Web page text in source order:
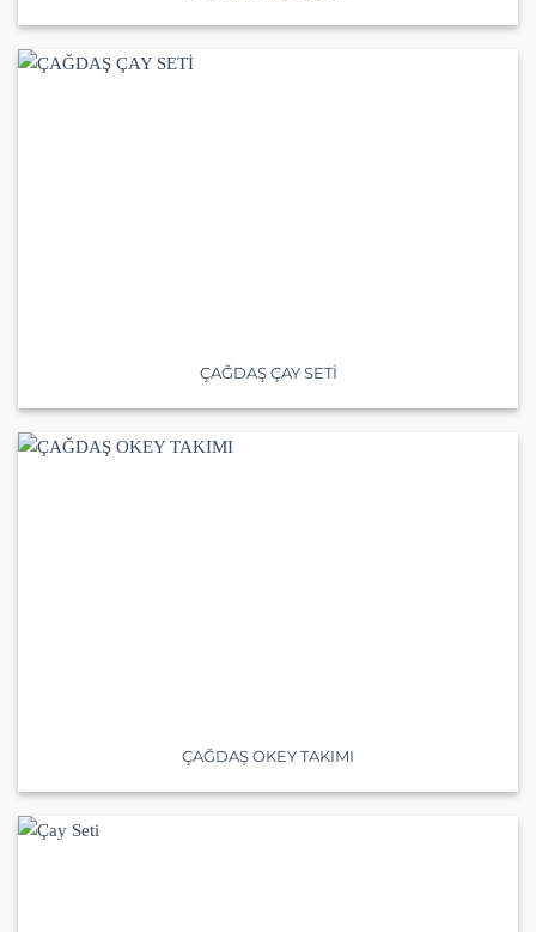
ÇAĞDAŞ ÇAY SETİ
ÇAĞDAŞ OKEY TAKIMI